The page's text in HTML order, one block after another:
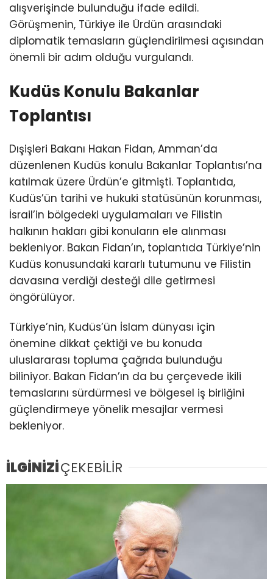
alışverişinde bulunduğu ifade edildi.
Görüşmenin, Türkiye ile Ürdün arasındaki
diplomatik temasların güçlendirilmesi açısından
önemli bir adım olduğu vurgulandı.
Kudüs Konulu Bakanlar
Toplantısı
Dışişleri Bakanı Hakan Fidan, Amman’da
düzenlenen Kudüs konulu Bakanlar Toplantısı’na
katılmak üzere Ürdün’e gitmişti. Toplantıda,
Kudüs’ün tarihi ve hukuki statüsünün korunması,
İsrail’in bölgedeki uygulamaları ve Filistin
halkının hakları gibi konuların ele alınması
bekleniyor. Bakan Fidan’ın, toplantıda Türkiye’nin
Kudüs konusundaki kararlı tutumunu ve Filistin
davasına verdiği desteği dile getirmesi
öngörülüyor.
Türkiye’nin, Kudüs’ün İslam dünyası için
önemine dikkat çektiği ve bu konuda
uluslararası topluma çağrıda bulunduğu
biliniyor. Bakan Fidan’ın da bu çerçevede ikili
temaslarını sürdürmesi ve bölgesel iş birliğini
güçlendirmeye yönelik mesajlar vermesi
bekleniyor.
İLGİNİZİÇEKEBİLİR